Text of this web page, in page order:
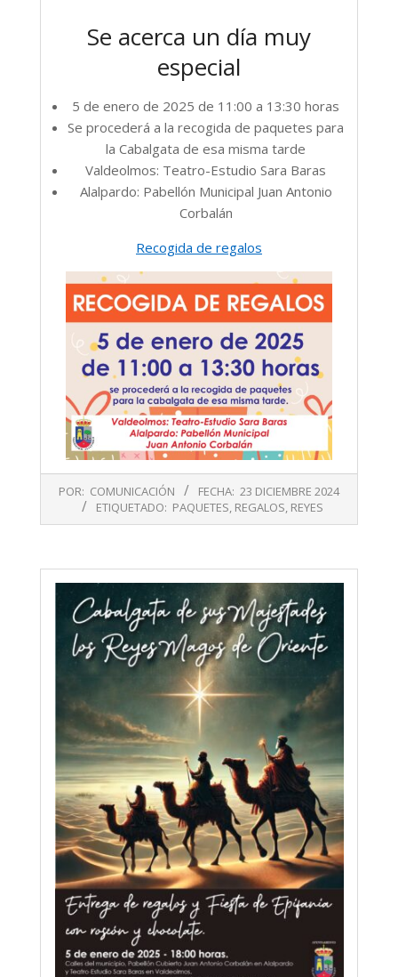
Se acerca un día muy
especial
5 de enero de 2025 de 11:00 a 13:30 horas
Se procederá a la recogida de paquetes para
la Cabalgata de esa misma tarde
Valdeolmos: Teatro-Estudio Sara Baras
Alalpardo: Pabellón Municipal Juan Antonio
Corbalán
Recogida de regalos
12-
POR: COMUNICACIÓN FECHA: 23 DICIEMBRE 2024
ETIQUETADO: PAQUETES, REGALOS, REYES